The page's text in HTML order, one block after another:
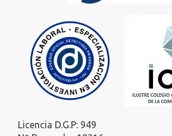
Licencia D.G.P: 949